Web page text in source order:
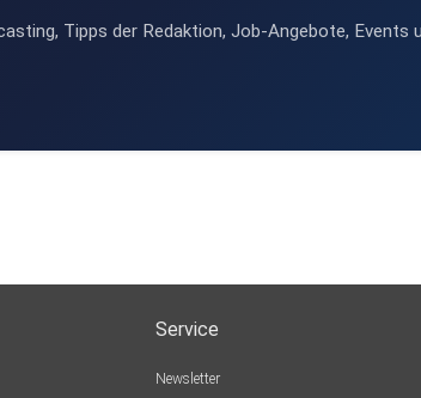
Tipps der Redaktion, Job-Angebote, Events
Service
Newsletter